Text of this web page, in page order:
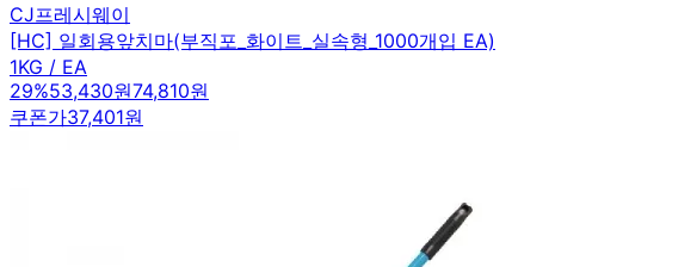
CJ프레시웨이
[HC] 일회용앞치마(부직포_화이트_실속형_1000개입 EA)
1KG / EA
29%53,430원74,810원
쿠폰가37,401원